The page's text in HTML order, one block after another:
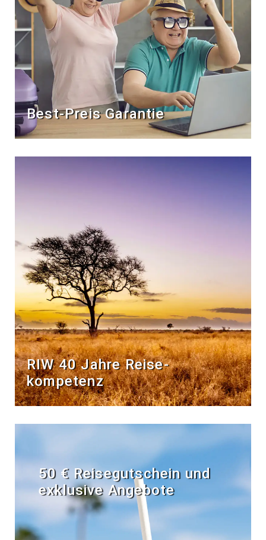
Best-Preis Garantie
RIW 40 Jahre Reise­
kompetenz
50 € Reisegutschein und
exklusive Angebote